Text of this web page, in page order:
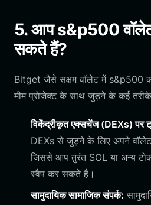
5. आप s&p500
सकते हैं?
Bitget जैसे सक्षम वॉलेट में s&p500
मीम प्रोजेक्ट के साथ जुड़ने के कई
विकेंद्रीकृत एक्सचेंज (DEXs) पर
DEXs से जुड़ने के लिए अपने
जिससे आप तुरंत SOL या अन्य
स्वैप कर सकते हैं।
सामुदायिक सामाजिक संपर्क: